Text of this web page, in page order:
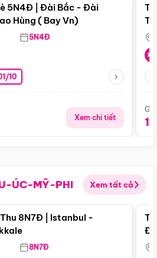
5N4Đ | Đài Bắc - Đài
Hùng ( Bay Vn)
5N4Đ
10
Xem chi tiết
ÚC-MỸ-PHI Xem tất cả
Điểm nổi bật
8N7Đ | Istanbul -
8N7Đ